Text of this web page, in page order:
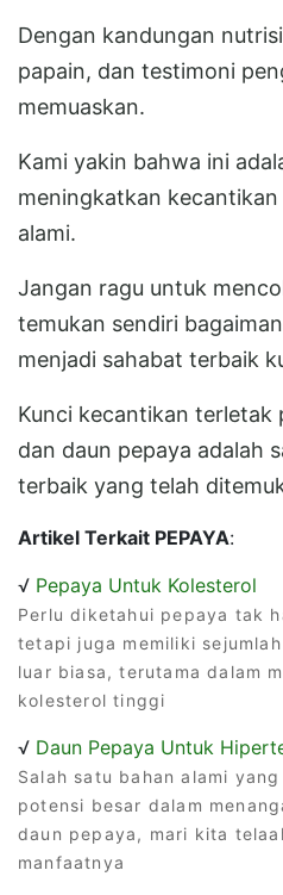
Dengan kandungan
papain, dan testimoni
memuaskan.
Kami yakin bahwa ini
meningkatkan
alami.
Jangan ragu untuk
temukan sendiri
menjadi sahabat terbaik
Kunci kecantikan terletak
dan daun pepaya adalah
terbaik yang telah
Artikel Terkait PEPAYA:
√ Pepaya Untuk Kolesterol
Perlu diketahui pepaya tak
tetapi juga memiliki
luar biasa, terutama dalam
kolesterol tinggi
√ Daun Pepaya Untuk
Salah satu bahan alami
potensi besar dalam
daun pepaya, mari kita
manfaatnya